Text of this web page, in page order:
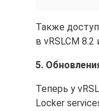
Также
в vRSLCM
5.
Теперь у
Locker